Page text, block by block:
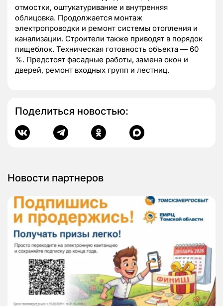
отмостки, оштукатуривание и внутренняя
облицовка. Продолжается монтаж
электропроводки и ремонт системы отопления и
канализации. Строители также приводят в порядок
пищеблок. Техническая готовность объекта — 60
%. Предстоят фасадные работы, замена окон и
дверей, ремонт входных групп и лестниц.
Поделиться новостью:
Новости партнеров